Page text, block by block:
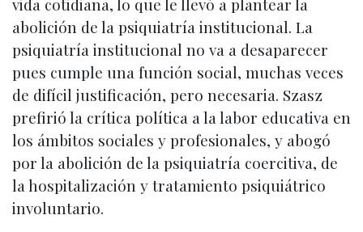
abolición de la psiquiatría institucional. La
psiquiatría institucional no va a desaparecer
pues cumple una función social, muchas veces
de difícil justificación, pero necesaria. Szasz
prefirió la crítica política a la labor educativa en
los ámbitos sociales y profesionales, y abogó
por la abolición de la psiquiatría coercitiva, de
la hospitalización y tratamiento psiquiátrico
involuntario.